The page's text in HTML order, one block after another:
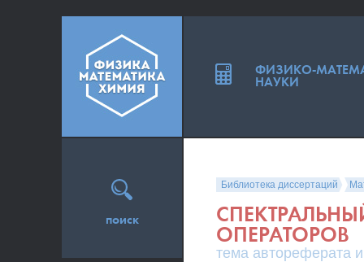
Библиотека диссертаций
ОПЕРАТОРОВ
тема автореферата
поиск
ФИЗИКО-
НАУКИ